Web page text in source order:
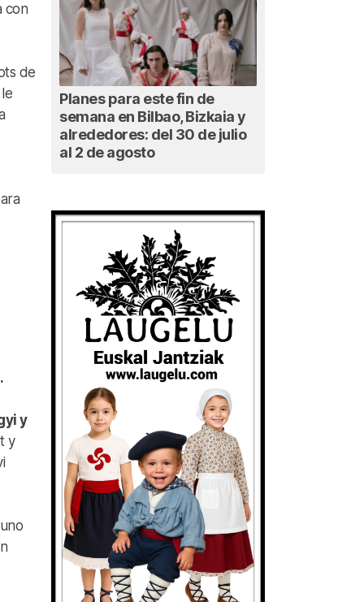
con
de
y
y
Planes para este fin de
semana en Bilbao, Bizkaia y
alrededores: del 30 de julio
al 2 de agosto